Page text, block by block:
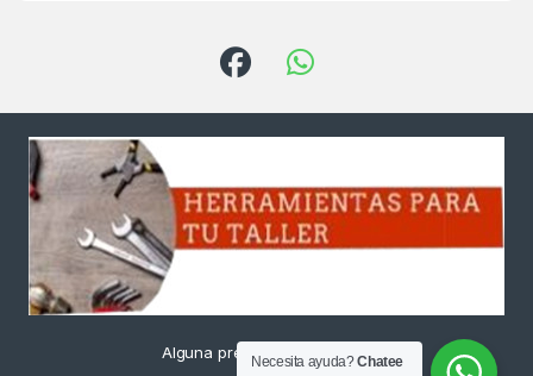
Alguna pregunta ? Llámanos
Necesita ayuda?Chatee